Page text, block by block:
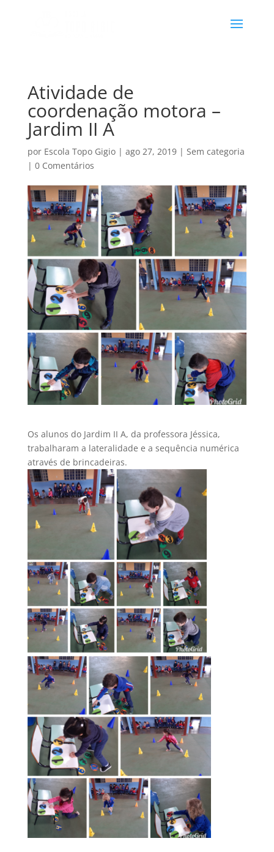
Atividade de
coordenação motora –
Jardim II A
por Escola Topo Gigio| ago 27, 2019| Sem categoria
| 0 Comentários
Os alunos do Jardim II A, da professora Jéssica,
trabalharam a lateralidade e a sequência numérica
através de brincadeiras.